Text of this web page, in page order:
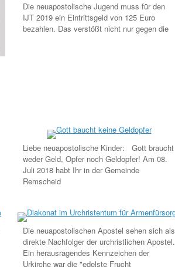
Die neuapostolische Jugend muss für den
IJT 2019 ein Eintrittsgeld von 125 Euro
bezahlen. Das verstößt nicht nur gegen die
Liebe neuapostolische Kinder: Gott braucht
weder Geld, Opfer noch Geldopfer! Am 08.
Juli 2018 habt Ihr in der Gemeinde
Remscheid
Die neuapostolischen Apostel sehen sich als
direkte Nachfolger der urchristlichen Apostel.
Ein herausragendes Kennzeichen der
Urkirche war die "edelste Frucht